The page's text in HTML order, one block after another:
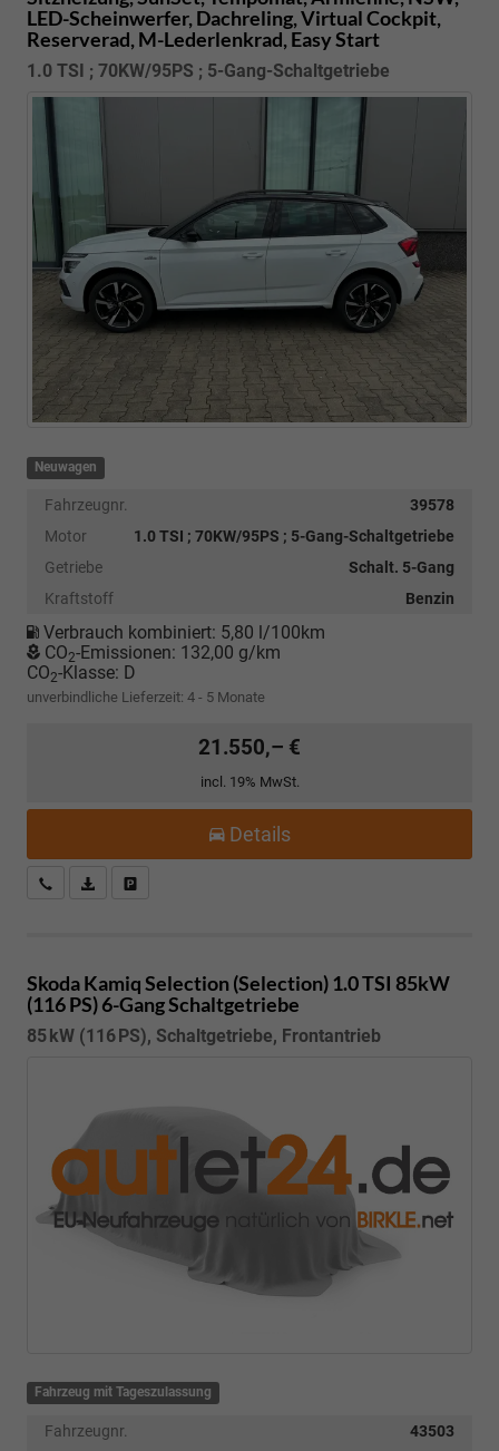
LED-Scheinwerfer, Dachreling, Virtual Cockpit,
Reserverad, M-Lederlenkrad, Easy Start
1.0 TSI ; 70KW/95PS ; 5-Gang-Schaltgetriebe
Neuwagen
Fahrzeugnr.
39578
Motor
1.0 TSI ; 70KW/95PS ; 5-Gang-Schaltgetriebe
Getriebe
Schalt. 5-Gang
Kraftstoff
Benzin
Verbrauch kombiniert: 5,80 l/100km
CO2-Emissionen: 132,00 g/km
CO2-Klasse: D
unverbindliche Lieferzeit: 4 - 5 Monate
21.550,– €
incl. 19% MwSt.
Details
Kostenloser Rückruf-Service
PDF-Datei, Fahrzeugexposé drucken
Skoda KamiqSelection (Selection) 1.0 TSI 85kW
(116 PS) 6-Gang Schaltgetriebe
85 kW (116 PS), Schaltgetriebe, Frontantrieb
Fahrzeug mit Tageszulassung
Fahrzeugnr.
43503